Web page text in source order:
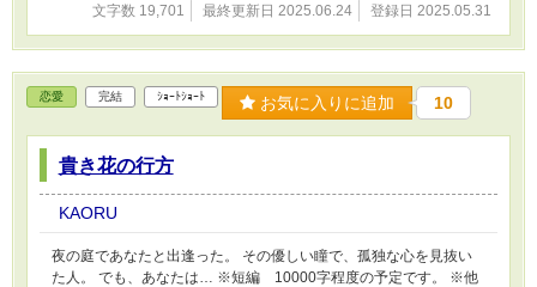
文字数 19,701 最終更新日 2025.06.24 登録日 2025.05.31
恋愛 完結 ｼｮｰﾄｼｮｰﾄ お気に入りに追加 10
貴き花の行方
KAORU
夜の庭であなたと出逢った。 その優しい瞳で、孤独な心を見抜い
た人。 でも、あなたは… ※短編 10000字程度の予定です。 ※他